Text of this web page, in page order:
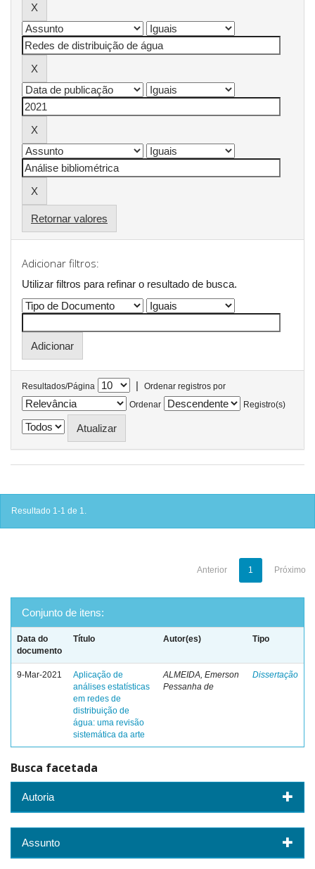
Retornar valores
Adicionar filtros:
Utilizar filtros para refinar o resultado de busca.
Resultados/Página |
Ordenar registros por
Ordenar
Registro(s)
Resultado 1-1 de 1.
Anterior 1 Próximo
Conjunto de itens:
Data do
documento
Título Autor(es) Tipo
9-Mar-2021
Aplicação de
análises estatísticas
em redes de
distribuição de
água: uma revisão
sistemática da arte
ALMEIDA, Emerson
Pessanha de
Dissertação
Busca facetada
Autoria
Assunto